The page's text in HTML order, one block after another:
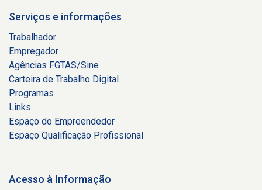
Serviços e informações
Trabalhador
Empregador
Agências FGTAS/Sine
Carteira de Trabalho Digital
Programas
Links
Espaço do Empreendedor
Espaço Qualificação Profissional
Acesso à Informação